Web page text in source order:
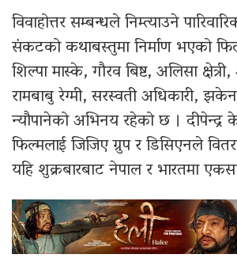
विवाहोत्तर सम्बन्धले निम्त्याउने
संकटको कथाबस्तुमा निर्माण भएको
शिल्पा मास्के, गौरव बिष्ट, अलिसा
रामबाबु रेग्मी, सरस्वती अधिकारी,
न्यौपानेको अभिनय रहेको छ ।
फिल्मलाई जिजिए ग्रुप र डिसिएनले
यहि शुक्रबारबाट नेपाल र भारतमा